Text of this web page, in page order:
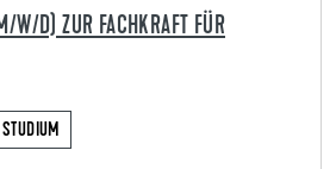
W/D) ZUR FACHKRAFT FÜR